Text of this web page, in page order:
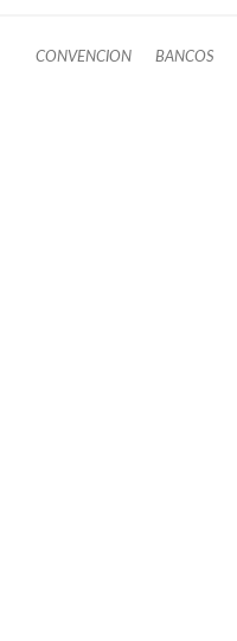
CONVENCION BANCOS